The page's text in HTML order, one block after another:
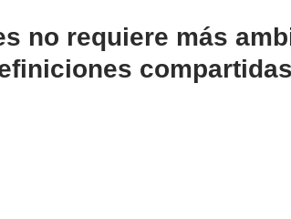
no requiere más